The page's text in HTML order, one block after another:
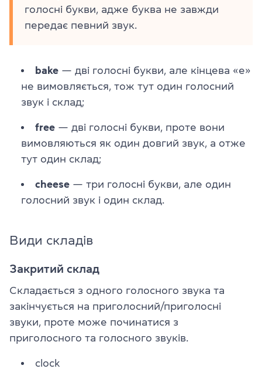
голосні букви, адже буква не завжди
передає певний звук.
bake — дві голосні букви, але кінцева «e»
не вимовляється, тож тут один голосний
звук і склад;
free — дві голосні букви, проте вони
вимовляються як один довгий звук, а отже
тут один склад;
cheese — три голосні букви, але один
голосний звук і один склад.
Види складів
Закритий склад
Складається з одного голосного звука та
закінчується на приголосний/приголосні
звуки, проте може починатися з
приголосного та голосного звуків.
clock